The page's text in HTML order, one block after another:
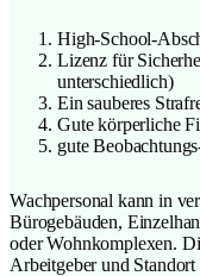
High-School-
Lizenz für
unterschiedlich)
Ein sauberes
Gute körperliche
gute
Wachpersonal kann in
Bürogebäuden,
oder Wohnkomplexen.
Arbeitgeber und Standort